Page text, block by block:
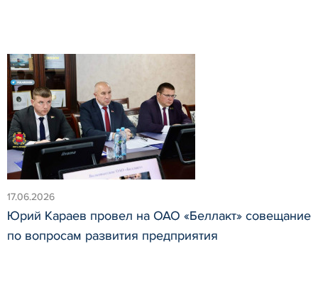
17.06.2026
Юрий Караев провел на ОАО «Беллакт» совещание
по вопросам развития предприятия